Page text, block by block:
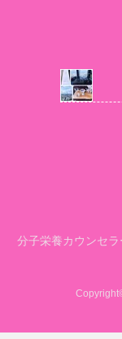
分子栄養カウンセ